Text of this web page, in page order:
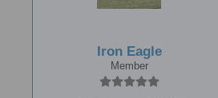
Iron Eagle
Member